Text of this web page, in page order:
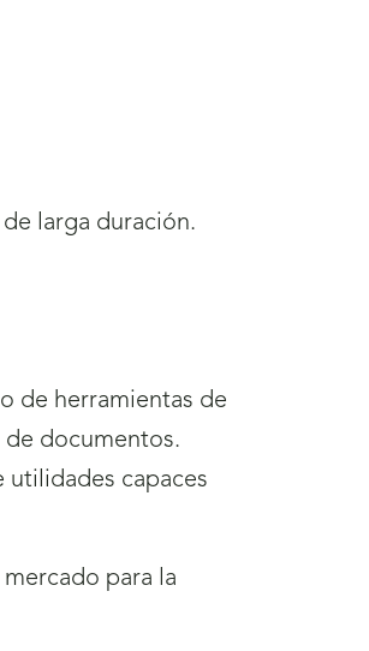
larga duración.
de herramientas de
documentos.
utilidades capaces
para la